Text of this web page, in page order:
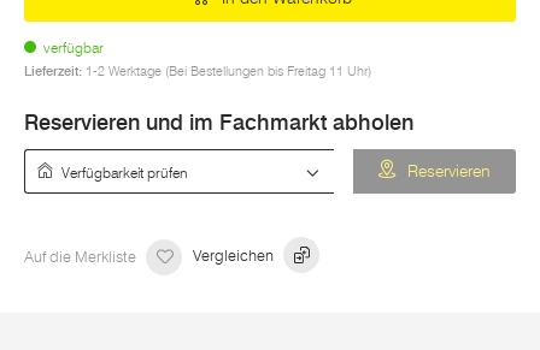
verfügbar
Lieferzeit: 1-2 Werktage (Bei Bestellungen bis Freitag 11 Uhr)
Reservieren und im Fachmarkt abholen
Reservieren
Auf die Merkliste Vergleichen